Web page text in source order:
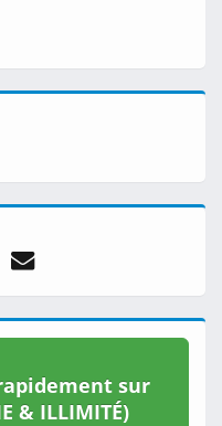
sur
& ILLIMITÉ)